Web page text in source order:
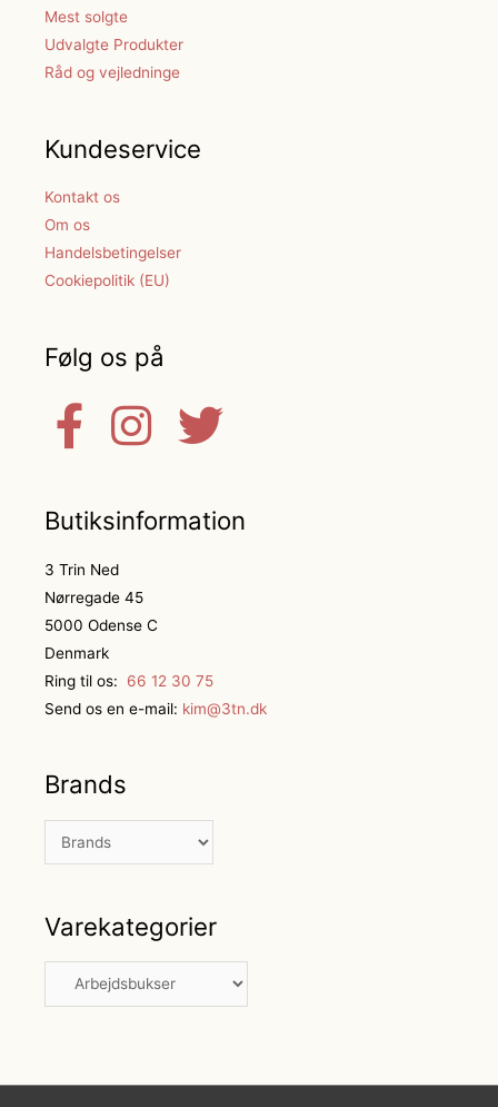
Mest solgte
Udvalgte Produkter
Råd og vejledninge
Kundeservice
Kontakt os
Om os
Handelsbetingelser
Cookiepolitik (EU)
Følg os på
Butiksinformation
3 Trin Ned
Nørregade 45
5000 Odense C
Denmark
Ring til os:
66 12 30 75
Send os en e-mail: kim@3tn.dk
Brands
Varekategorier